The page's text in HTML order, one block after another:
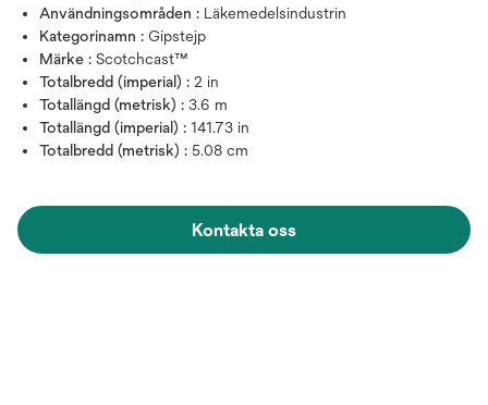
Användningsområden : Läkemedelsindustrin
Kategorinamn : Gipstejp
Märke : Scotchcast™
Totalbredd (imperial) : 2 in
Totallängd (metrisk) : 3.6 m
Totallängd (imperial) : 141.73 in
Totalbredd (metrisk) : 5.08 cm
Kontakta oss